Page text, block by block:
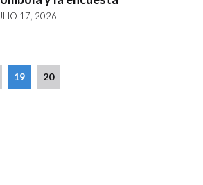
17, 2026
19 20